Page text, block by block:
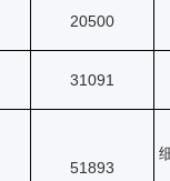
20500
31091
51893